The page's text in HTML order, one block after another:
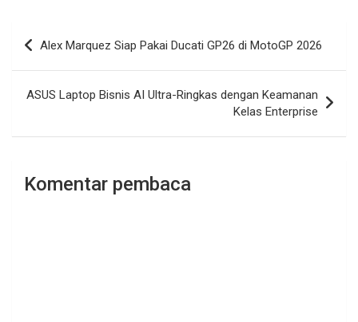
Navigasi
pos
Alex Marquez Siap Pakai Ducati GP26 di MotoGP 2026
ASUS Laptop Bisnis AI Ultra-Ringkas dengan Keamanan
Kelas Enterprise
Komentar pembaca